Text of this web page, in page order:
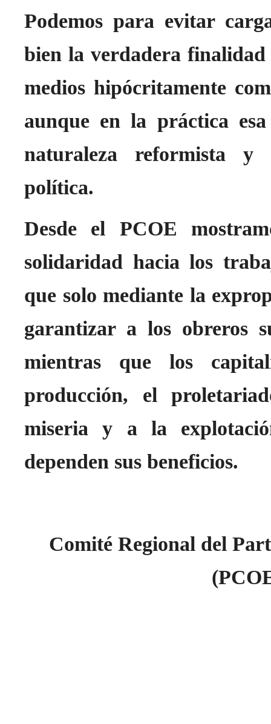
Podemos para evitar
bien la verdadera
medios hipócritamente
aunque en la práctica
naturaleza reformista y
política.
Desde el PCOE
solidaridad hacia los
que solo mediante la
garantizar a los obreros
mientras que los
producción, el
miseria y a la
dependen sus beneficios.
Comité Regional del